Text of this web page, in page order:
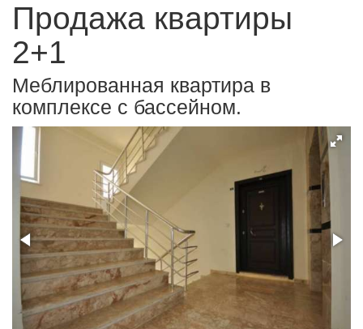
Продажа квартиры
2+1
Меблированная квартира в
комплексе с бассейном.